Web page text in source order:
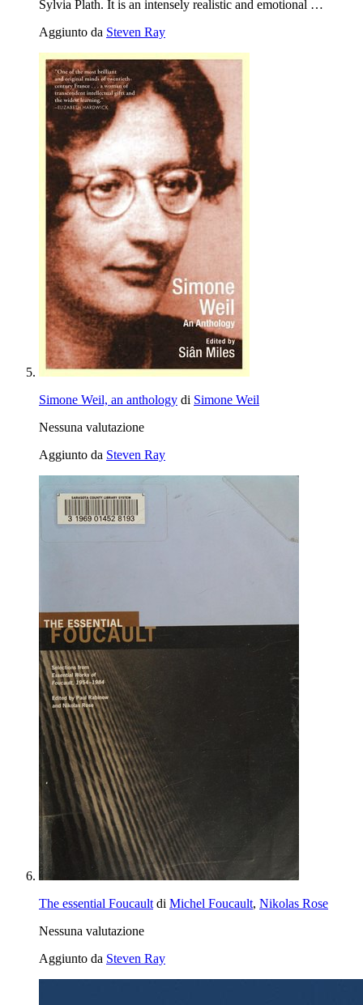
Sylvia Plath. It is an intensely realistic and emotional …
Aggiunto da Steven Ray
Simone Weil, an anthology di Simone Weil
Nessuna valutazione
Aggiunto da Steven Ray
The essential Foucault di Michel Foucault, Nikolas Rose
Nessuna valutazione
Aggiunto da Steven Ray